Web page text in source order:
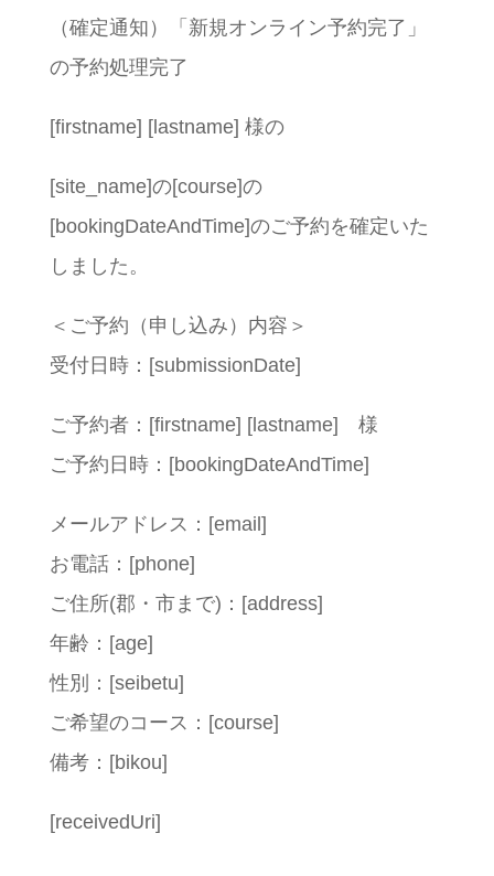
（確定通知）「新規オンライン予約完了」
の予約処理完了
[firstname] [lastname] 様の
[site_name]の[course]の
[bookingDateAndTime]のご予約を確定いた
しました。
＜ご予約（申し込み）内容＞
受付日時：[submissionDate]
ご予約者：[firstname] [lastname] 様
ご予約日時：[bookingDateAndTime]
メールアドレス：[email]
お電話：[phone]
ご住所(郡・市まで)：[address]
年齢：[age]
性別：[seibetu]
ご希望のコース：[course]
備考：[bikou]
[receivedUri]